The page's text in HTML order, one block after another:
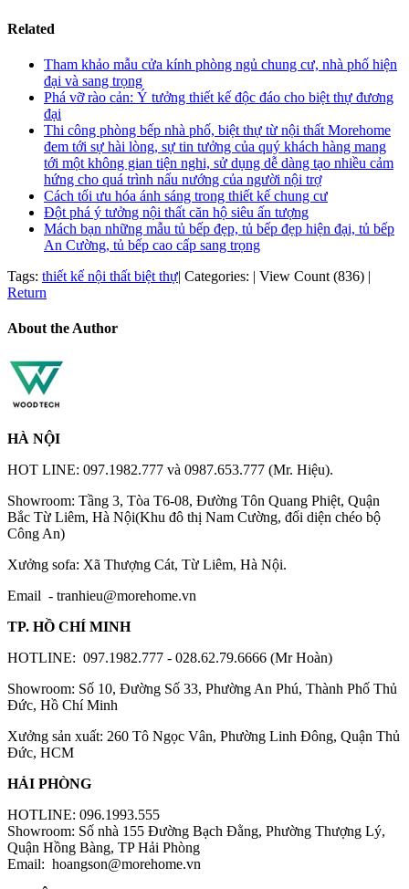
Related
Tham khảo mẫu cửa kính phòng ngủ chung cư, nhà phố hiện
đại và sang trọng
Phá vỡ rào cản: Ý tưởng thiết kế độc đáo cho biệt thự đương
đại
Thi công phòng bếp nhà phố, biệt thự từ nội thất Morehome
đem tới sự hài lòng, sự tin tưởng của quý khách hàng mang
tới một không gian tiện nghi, sử dụng dễ dàng tạo nhiều cảm
hứng cho quá trình nấu nướng của người nội trợ
Cách tối ưu hóa ánh sáng trong thiết kế chung cư
Đột phá ý tưởng nội thất căn hộ siêu ấn tượng
Mách bạn những mẫu tủ bếp đẹp, tủ bếp đẹp hiện đại, tủ bếp
An Cường, tủ bếp cao cấp sang trọng
Tags: thiết kế nội thất biệt thự| Categories: | View Count (836) |
Return
About the Author
HÀ NỘI
HOT LINE: 097.1982.777 và 0987.653.777 (Mr. Hiệu).
Showroom: Tầng 3, Tòa T6-08, Đường Tôn Quang Phiệt, Quận
Bắc Từ Liêm, Hà Nội(Khu đô thị Nam Cường, đối diện chéo bộ
Công An)
Xưởng sofa: Xã Thượng Cát, Từ Liêm, Hà Nội.
Email - tranhieu@morehome.vn
TP. HỒ CHÍ MINH
HOTLINE: 097.1982.777 - 028.62.79.6666 (Mr Hoàn)
Showroom: Số 10, Đường Số 33, Phường An Phú, Thành Phố Thủ
Đức, Hồ Chí Minh
Xưởng sản xuất: 260 Tô Ngọc Vân, Phường Linh Đông, Quận Thủ
Đức, HCM
HẢI PHÒNG
HOTLINE: 096.1993.555
Showroom: Số nhà 155 Đường Bạch Đằng, Phường Thượng Lý,
Quận Hồng Bàng, TP Hải Phòng
Email: hoangson@morehome.vn